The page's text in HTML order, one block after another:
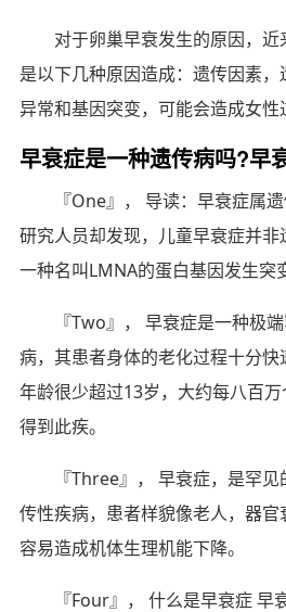
对于卵巢早衰发生的原因，
是以下几种原因造成：遗传因素
异常和基因突变，可能会造成女性
早衰症是一种遗传病吗?早
『One』， 导读：早衰症属
研究人员却发现，儿童早衰症并
一种名叫LMNA的蛋白基因发生突
『Two』， 早衰症是一种极
病，其患者身体的老化过程十分
年龄很少超过13岁，大约每八百
得到此疾。
『Three』， 早衰症，是罕
传性疾病，患者样貌像老人，器官
容易造成机体生理机能下降。
『Four』， 什么是早衰症